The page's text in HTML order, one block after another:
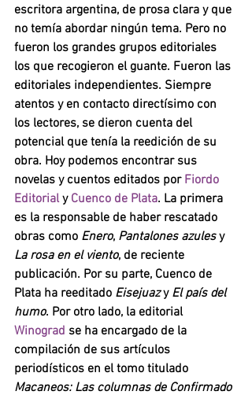
escritora argentina, de prosa clara y que
no temía abordar ningún tema. Pero no
fueron los grandes grupos editoriales
los que recogieron el guante. Fueron las
editoriales independientes. Siempre
atentos y en contacto directísimo con
los lectores, se dieron cuenta del
potencial que tenía la reedición de su
obra. Hoy podemos encontrar sus
novelas y cuentos editados por Fiordo
Editorial y Cuenco de Plata. La primera
es la responsable de haber rescatado
obras como Enero, Pantalones azules y
La rosa en el viento, de reciente
publicación. Por su parte, Cuenco de
Plata ha reeditado Eisejuaz y El país del
humo. Por otro lado, la editorial
Winograd se ha encargado de la
compilación de sus artículos
periodísticos en el tomo titulado
Macaneos: Las columnas de Confirmado